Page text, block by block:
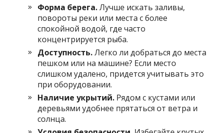
Форма берега.Лучше искать заливы,
повороты реки или места с более
спокойной водой, где часто
концентрируется рыба.
Доступность.Легко ли добраться до места
пешком или на машине? Если место
слишком удалено, придется учитывать это
при оборудовании.
Наличие укрытий. Рядом с кустами или
деревьями удобнее прятаться от ветра и
солнца.